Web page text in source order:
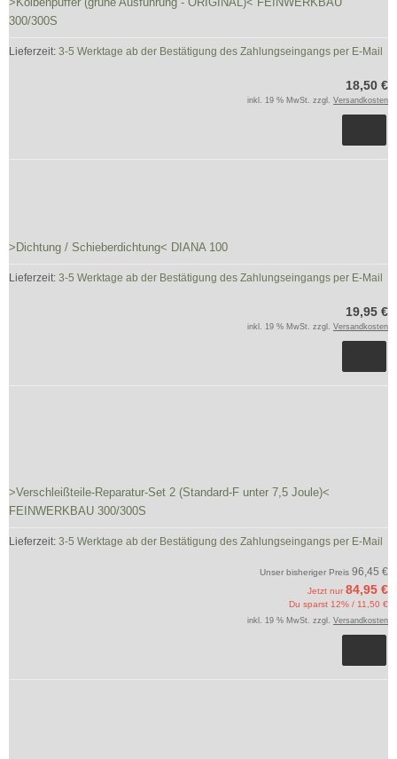
300/300S
Lieferzeit: 3-5 Werktage ab der Bestätigung des Zahlungseingangs per E-Mail
18,50 €
inkl. 19 % MwSt. zzgl. Versandkosten
>Dichtung / Schieberdichtung< DIANA 100
Lieferzeit: 3-5 Werktage ab der Bestätigung des Zahlungseingangs per E-Mail
19,95 €
inkl. 19 % MwSt. zzgl. Versandkosten
>Verschleißteile-Reparatur-Set 2 (Standard-F unter 7,5 Joule)<
FEINWERKBAU 300/300S
Lieferzeit: 3-5 Werktage ab der Bestätigung des Zahlungseingangs per E-Mail
Unser bisheriger Preis 96,45 €
Jetzt nur 84,95 €
Du sparst 12% / 11,50 €
inkl. 19 % MwSt. zzgl. Versandkosten